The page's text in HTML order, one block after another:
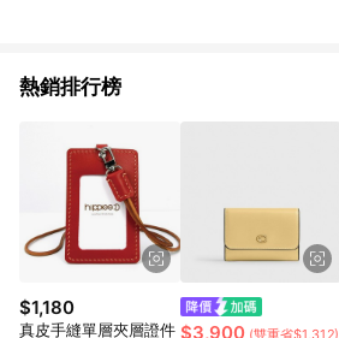
熱銷排行榜
$1,180
真皮手縫單層夾層證件 $3,900 (雙重省$1,312)